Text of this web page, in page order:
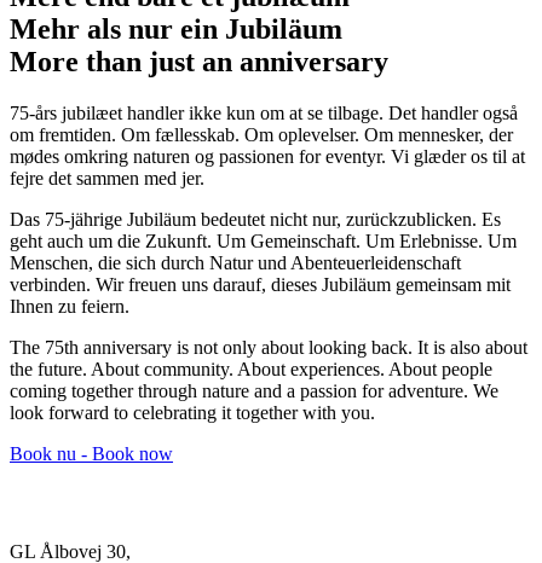
Mehr als nur ein Jubiläum
More than just an anniversary
75-års jubilæet handler ikke kun om at se tilbage. Det handler også
om fremtiden. Om fællesskab. Om oplevelser. Om mennesker, der
mødes omkring naturen og passionen for eventyr. Vi glæder os til at
fejre det sammen med jer.
Das 75-jährige Jubiläum bedeutet nicht nur, zurückzublicken. Es
geht auch um die Zukunft. Um Gemeinschaft. Um Erlebnisse. Um
Menschen, die sich durch Natur und Abenteuerleidenschaft
verbinden. Wir freuen uns darauf, dieses Jubiläum gemeinsam mit
Ihnen zu feiern.
The 75th anniversary is not only about looking back. It is also about
the future. About community. About experiences. About people
coming together through nature and a passion for adventure. We
look forward to celebrating it together with you.
Book nu - Book now
GL Ålbovej 30,